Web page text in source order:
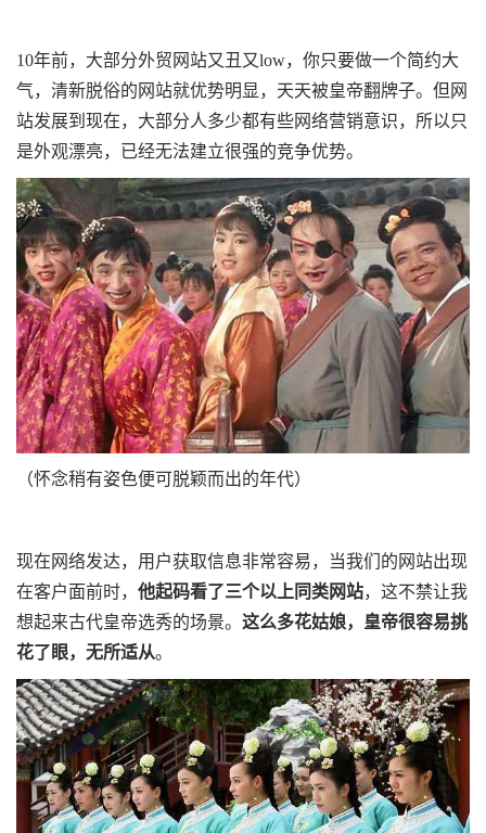
10年前，大部分外贸网站又丑又low，你只要做一个简约大
气，清新脱俗的网站就优势明显，天天被皇帝翻牌子。但网
站发展到现在，大部分人多少都有些网络营销意识，所以只
是外观漂亮，已经无法建立很强的竞争优势。
（怀念稍有姿色便可脱颖而出的年代）
现在网络发达，用户获取信息非常容易，当我们的网站出现
在客户面前时， 他起码看了三个以上同类网站，这不禁让我
想起来古代皇帝选秀的场景。 这么多花姑娘，皇帝很容易挑
花了眼，无所适从。